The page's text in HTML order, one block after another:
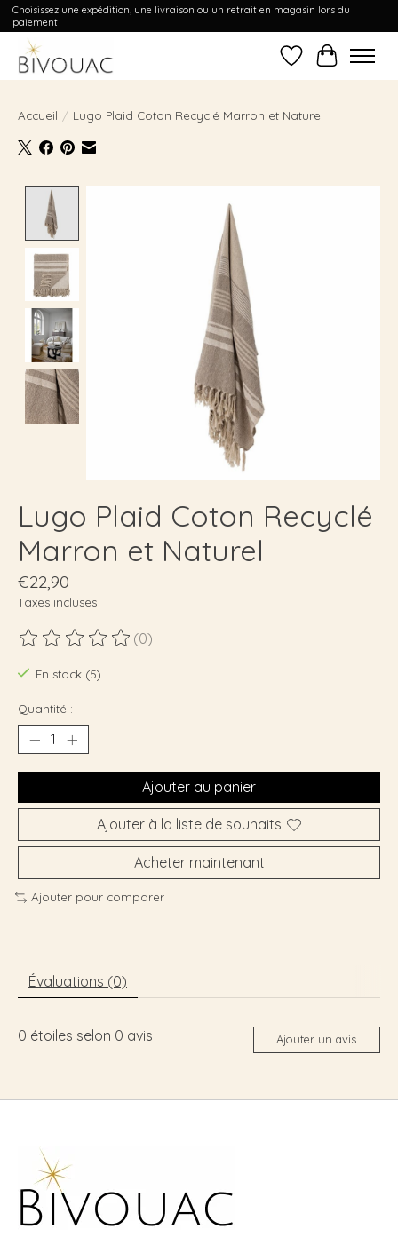
Choisissez une expédition, une livraison ou un retrait en magasin lors du
paiement
Liste dePanier
Accueil / Lugo Plaid Coton Recyclé Marron et Naturel
Lugo Plaid Coton Recyclé
Marron et Naturel
€22,90
Taxes incluses
Ce produit est évalué à
(0)
En stock (5)
Quantité :
Ajouter au panier
Ajouter à la liste de souhaits
Acheter maintenant
Ajouter pour comparer
Évaluations (0)
0 étoiles selon 0 avis Ajouter un avis